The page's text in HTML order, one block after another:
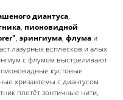
диантуса,
, пионовидной
, эрингиума, флума и
лазурных всплесков и алых
с флумом выстреливают
кустовые
хризантемы с диантусом
плетёт зонтичные нити,